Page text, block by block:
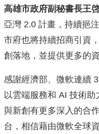
高雄市政府副秘書長王啓
亞灣 2.0 計畫，持續挹
市府也將持續招商引資
創落地，並提供更多的資
感謝經濟部、微軟連續
以雲端服務和 AI 技術
與新創有更多深入的合
台，相信藉由微軟全球